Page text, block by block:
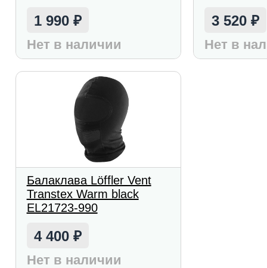
1 990 ₽
Нет в наличии
3 520₽
Нет в
Балаклава Löffler Vent
Transtex Warm black
EL21723-990
4 400 ₽
Нет в наличии